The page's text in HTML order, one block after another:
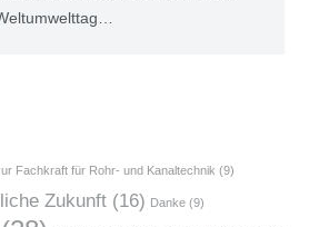
Fachkraft für Rohr- und Kanaltechnik (9)
Zukunft(16) Danke(9)